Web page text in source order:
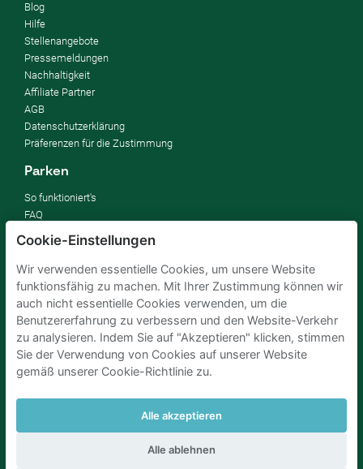
Cookie-Einstellungen
Wir verwenden essentielle Cookies, um unsere Website
funktionsfähig zu machen. Mit Ihrer Zustimmung können wir
auch nicht essentielle Cookies verwenden, um die
Benutzererfahrung zu verbessern und den Website-Verkehr
zu analysieren. Indem Sie auf "Akzeptieren" klicken, stimmen
Sie der Verwendung von Cookies auf unserer Website
gemäß unserer Cookie-Richtlinie zu.
Alle akzeptieren
Alle ablehnen
Blog
Hilfe
Stellenangebote
Pressemeldungen
Nachhaltigkeit
Affiliate Partner
AGB
Datenschutzerklärung
Präferenzen für die Zustimmung
Parken
So funktioniert's
FAQ
Vermieten
Parkplatz vermieten
Für Unternehmen
Verbessern Sie Ihre SDGs
Business-Blog